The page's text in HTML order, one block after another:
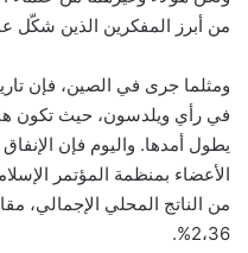
من أبرز المفكرين الذين شكّل
ومثلما جرى في الصين، فإن
في رأي ويلدسون، حيث تكون
يطول أمدها. واليوم فإن
من الناتج المحلي الإجمالي،
2،36%.